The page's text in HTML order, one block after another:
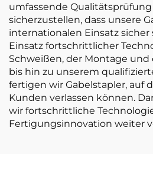
umfassende
sicherzustellen, dass unsere
internationalen Einsatz sicher
Einsatz fortschrittlicher
Schweißen, der Montage
bis hin zu unserem
fertigen wir Gabelstapler, auf
Kunden verlassen können.
wir fortschrittliche
Fertigungsinnovation weiter